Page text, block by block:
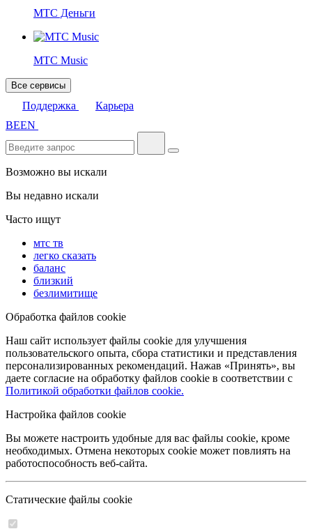
МТС Деньги
МТС Music
Все сервисы
Поддержка
Карьера
BEEN
Возможно вы искали
Вы недавно искали
Часто ищут
мтс тв
легко сказать
баланс
близкий
безлимитище
Обработка файлов cookie
Наш сайт использует файлы cookie для улучшения
пользовательского опыта, сбора статистики и представления
персонализированных рекомендаций. Нажав «Принять», вы
даете согласие на обработку файлов cookie в соответствии с
Политикой обработки файлов cookie.
Настройка файлов cookie
Вы можете настроить удобные для вас файлы cookie, кроме
необходимых. Отмена некоторых cookie может повлиять на
работоспособность веб-сайта.
Статические файлы cookie